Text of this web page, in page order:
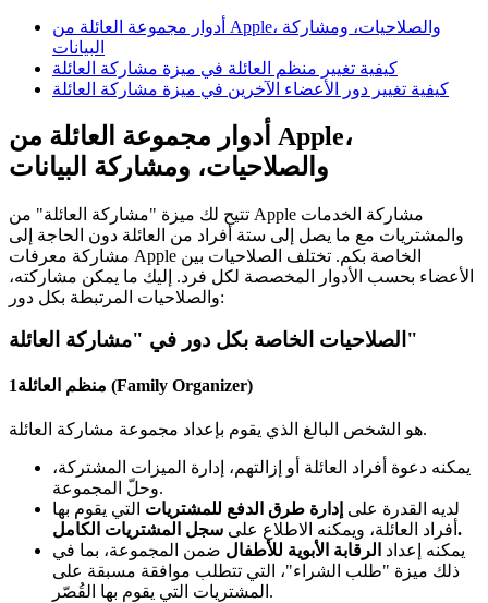
أدوار مجموعة العائلة من Apple، والصلاحيات، ومشاركة
البيانات
كيفية تغيير منظم العائلة في ميزة مشاركة العائلة
كيفية تغيير دور الأعضاء الآخرين في ميزة مشاركة العائلة
أدوار مجموعة العائلة من Apple،
والصلاحيات، ومشاركة البيانات
تتيح لك ميزة "مشاركة العائلة" من Apple مشاركة الخدمات
والمشتريات مع ما يصل إلى ستة أفراد من العائلة دون الحاجة إلى
مشاركة معرفات Apple الخاصة بكم. تختلف الصلاحيات بين
الأعضاء بحسب الأدوار المخصصة لكل فرد. إليك ما يمكن مشاركته،
والصلاحيات المرتبطة بكل دور:
الصلاحيات الخاصة بكل دور في "مشاركة العائلة"
1 منظم العائلة (Family Organizer)
هو الشخص البالغ الذي يقوم بإعداد مجموعة مشاركة العائلة.
يمكنه دعوة أفراد العائلة أو إزالتهم، إدارة الميزات المشتركة،
وحلّ المجموعة.
لديه القدرة على إدارة طرق الدفع للمشتريات التي يقوم بها
أفراد العائلة، ويمكنه الاطلاع على سجل المشتريات الكامل.
يمكنه إعداد الرقابة الأبوية للأطفال ضمن المجموعة، بما في
ذلك ميزة "طلب الشراء"، التي تتطلب موافقة مسبقة على
المشتريات التي يقوم بها القُصّر.